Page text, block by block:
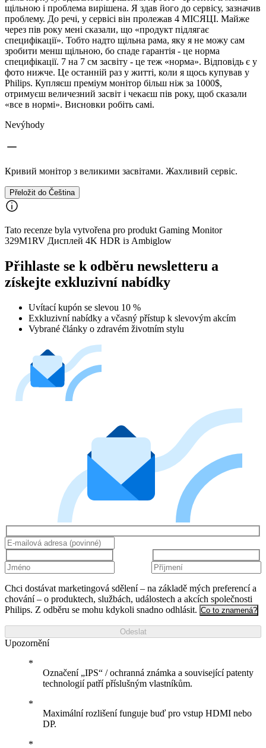
щільною і проблема вирішена. Я здав його до сервісу, зазначив
проблему. До речі, у сервісі він пролежав 4 МІСЯЦІ. Майже
через пів року мені сказали, що «продукт підлягає
специфікації». Тобто надто щільна рама, яку я не можу сам
зробити менш щільною, бо спаде гарантія - це норма
специфікації. 7 на 7 см засвіту - це теж «норма». Відповідь є у
фото нижче. Це останній раз у житті, коли я щось купував у
Philips. Купляєш преміум монітор більш ніж за 1000$,
отримуєш величезний засвіт і чекаєш пів року, щоб сказали
«все в нормі». Висновки робіть самі.
Nevýhody
Кривий монітор з великими засвітами. Жахливий сервіс.
Přeložit do Čeština
Tato recenze byla vytvořena pro produkt Gaming Monitor
329M1RV Дисплей 4K HDR із Ambiglow
Přihlaste se k odběru newsletteru a
získejte exkluzivní nabídky
Uvítací kupón se slevou 10 %
Exkluzivní nabídky a včasný přístup k slevovým akcím
Vybrané články o zdravém životním stylu
Chci dostávat marketingová sdělení – na základě mých preferencí a
chování – o produktech, službách, událostech a akcích společnosti
Philips. Z odběru se mohu kdykoli snadno odhlásit. Co to znamená?
Odeslat
Upozornění
Označení „IPS“ / ochranná známka a související patenty
technologií patří příslušným vlastníkům.
Maximální rozlišení funguje buď pro vstup HDMI nebo
DP.